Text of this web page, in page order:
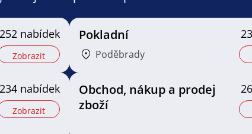
252 nabídek
Zobrazit
Pokladní
Poděbrady
234 nabídek
Zobrazit
Obchod, nákup a prodej
zboží